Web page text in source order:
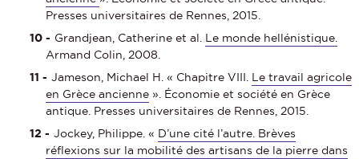
Presses universitaires de Rennes, 2015.
Grandjean, Catherine et al. Le monde hellénistique.
Armand Colin, 2008.
Jameson, Michael H. « Chapitre VIII. Le travail agricole
en Grèce ancienne ». Économie et société en Grèce
antique. Presses universitaires de Rennes, 2015.
Jockey, Philippe. « D’une cité l’autre. Brèves
réflexions sur la mobilité des artisans de la pierre dans